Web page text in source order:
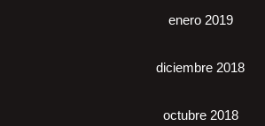
enero 2019
diciembre 2018
octubre 2018